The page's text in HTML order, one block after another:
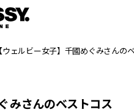
【ウェルビー女子】千國めぐみさんの
みさんのベストコス